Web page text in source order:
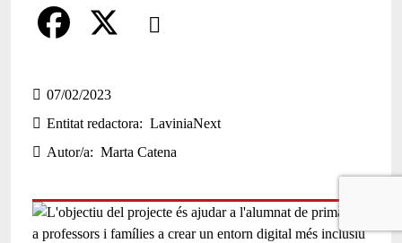
Comparteix
a
c
e
o
07/02/2023
Entitat redactora
LaviniaNext
Autor/a
Marta Catena